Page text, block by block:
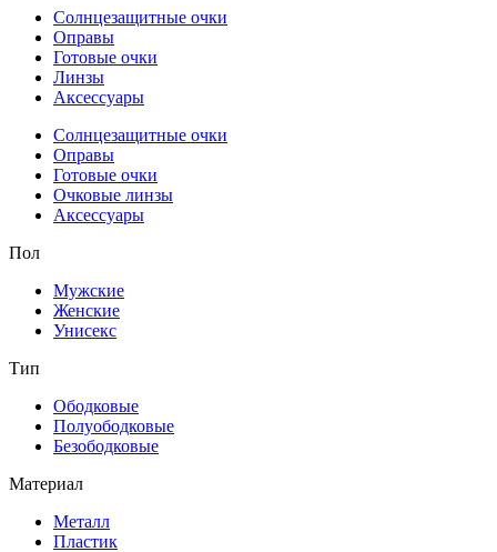
Солнцезащитные очки
Оправы
Готовые очки
Линзы
Аксессуары
Солнцезащитные очки
Оправы
Готовые очки
Очковые линзы
Аксессуары
Пол
Мужские
Женские
Унисекс
Тип
Ободковые
Полуободковые
Безободковые
Материал
Металл
Пластик